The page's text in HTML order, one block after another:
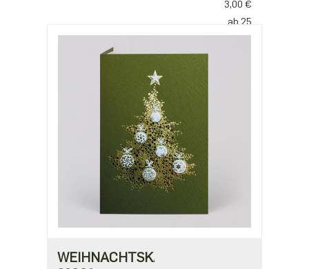
3,00 €
ab 25
2,50 €
WEIHNACHTSKARTE